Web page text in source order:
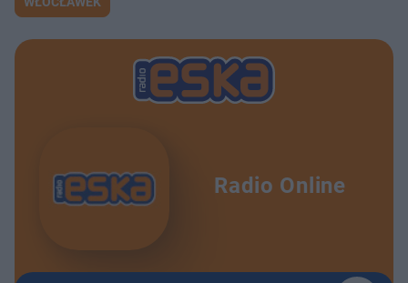
Radio Online